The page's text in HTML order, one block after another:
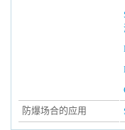
防爆场合的应用